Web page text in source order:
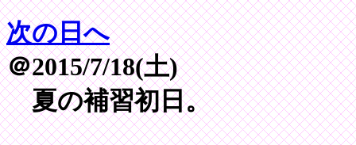
次の日へ
＠2015/7/18(土)
夏の補習初日。